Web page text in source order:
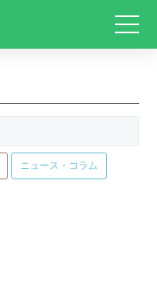
ニュース・コラム